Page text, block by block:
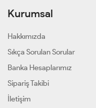
Kurumsal
Hakkımızda
Sıkça Sorulan Sorular
Banka Hesaplarımız
Sipariş Takibi
İletişim